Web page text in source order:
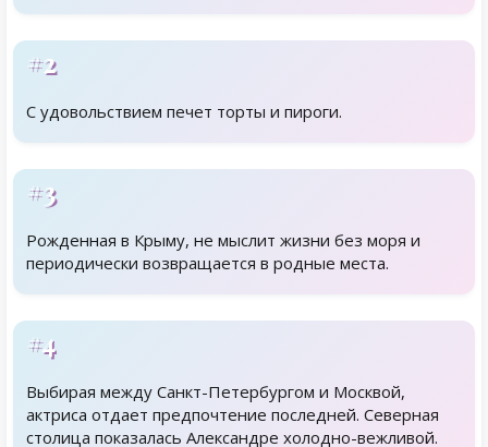
#2
С удовольствием печет торты и пироги.
#3
Рожденная в Крыму, не мыслит жизни без моря и
периодически возвращается в родные места.
#4
Выбирая между Санкт-Петербургом и Москвой,
актриса отдает предпочтение последней. Северная
столица показалась Александре холодно-вежливой.